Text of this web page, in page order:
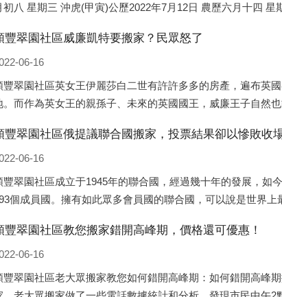
初八 星期三 沖虎(甲寅)公歷2022年7月12日 農歷六月十四 星
豐翠園社區威廉凱特要搬家？民眾怒了
06-16
豐翠園社區英女王伊麗莎白二世有許許多多的房產，遍布英
。而作為英女王的親孫子、未來的英國國王，威廉王子自然
，一處是位于倫敦的肯辛頓宮，一處
豐翠園社區俄提議聯合國搬家，投票結果卻以慘敗收
06-16
豐翠園社區成立于1945年的聯合國，經過幾十年的發展，如
個成員國。擁有如此眾多會員國的聯合國，可以說是世界上
。但以美國為首的西方國家
豐翠園社區教您搬家錯開高峰期，價格還可優惠！
06-16
豐翠園社區老大眾搬家教您如何錯開高峰期：如何錯開高峰